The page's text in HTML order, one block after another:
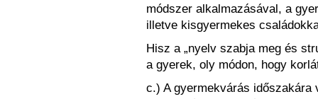
módszer alkalmazásával, a
illetve kisgyermekes
Hisz a „nyelv szabja meg és
a gyerek, oly módon, hogy
c.) A gyermekvárás